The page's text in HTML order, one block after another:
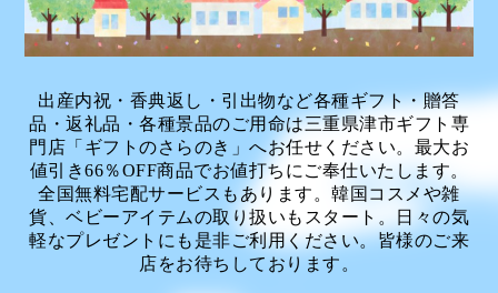
出産内祝・香典返し・引出物など各種ギフト・贈答
品・返礼品・各種景品のご用命は三重県津市ギフト専
門店「ギフトのさらのき」へお任せください。最大お
値引き66％OFF商品でお値打ちにご奉仕いたします。
全国無料宅配サービスもあります。韓国コスメや雑
貨、ベビーアイテムの取り扱いもスタート。日々の気
軽なプレゼントにも是非ご利用ください。皆様のご来
店をお待ちしております。